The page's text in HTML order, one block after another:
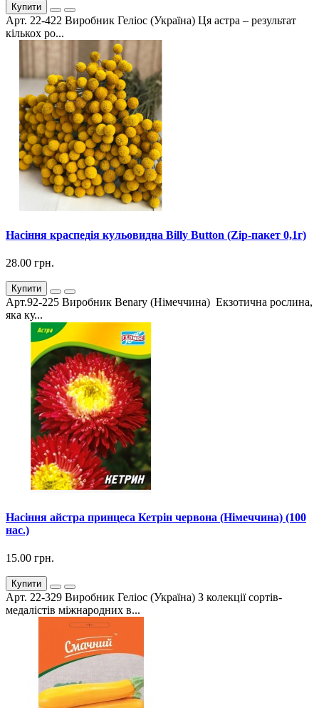
Купити
Арт. 22-422 Виробник Геліос (Україна) Ця астра – результат
кількох ро...
Насіння краспедія кульовидна Billy Button (Zip-пакет 0,1г)
28.00 грн.
Купити
Арт.92-225 Виробник Benary (Німеччина) Екзотична рослина,
яка ку...
Насіння айстра принцеса Кетрін червона (Німеччина) (100
нас.)
15.00 грн.
Купити
Арт. 22-329 Виробник Геліос (Україна) З колекції сортів-
медалістів міжнародних в...